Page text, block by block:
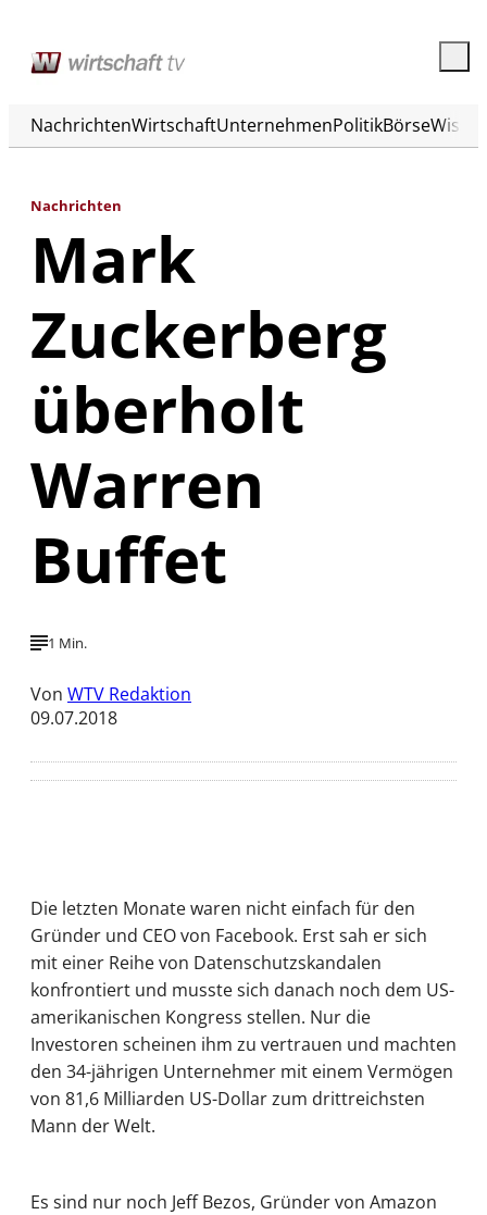
NachrichtenWirtschaftUnternehmenPolitikBörse
Nachrichten
Mark
Zuckerberg
überholt
Warren
Buffet
1 Min.
Von WTV Redaktion
09.07.2018
Die letzten Monate waren nicht einfach für den
Gründer und CEO von Facebook. Erst sah er sich
mit einer Reihe von Datenschutzskandalen
konfrontiert und musste sich danach noch dem US-
amerikanischen Kongress stellen. Nur die
Investoren scheinen ihm zu vertrauen und machten
den 34-jährigen Unternehmer mit einem Vermögen
von 81,6 Milliarden US-Dollar zum drittreichsten
Mann der Welt.
Es sind nur noch Jeff Bezos, Gründer von Amazon